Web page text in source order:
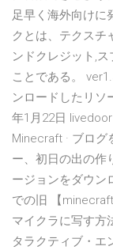
足早く海外向けに
クとは、テクスチ
ンドクレジット,
ことである。
ンロードしたリソ
年1月22日
Minecraft · ブロ
ー、初日の出の作
ージョンをダウン
での旧 【
マイクラに写す方
タラクティブ・エ